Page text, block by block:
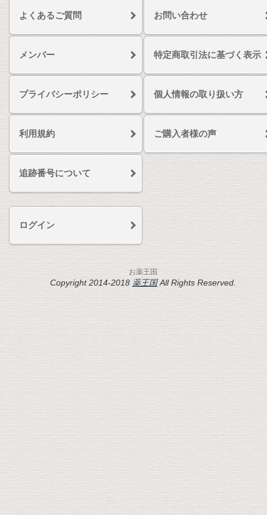
よくあるご質問 お問い合わせ
メンバー 特定商取引法に基づく表示
プライバシーポリシー 個人情報の取り扱い方
利用規約 ご購入者様の声
追跡番号について
ログイン
お薬王国
Copyright 2014-2018 薬王国All Rights Reserved.